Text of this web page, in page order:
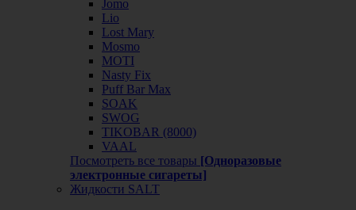
Jomo
Lio
Lost Mary
Mosmo
MOTI
Nasty Fix
Puff Bar Max
SOAK
SWOG
TIKOBAR (8000)
VAAL
Посмотреть все товары [Одноразовые
электронные сигареты]
Жидкости SALT